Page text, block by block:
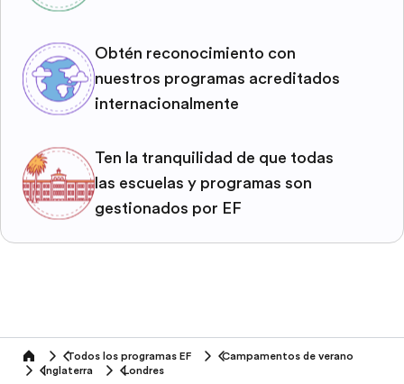
Obtén reconocimiento con
nuestros programas acreditados
internacionalmente
Ten la tranquilidad de que todas
las escuelas y programas son
gestionados por EF
home Todos los programas EF
Campamentos de verano
Inglaterra
Londres